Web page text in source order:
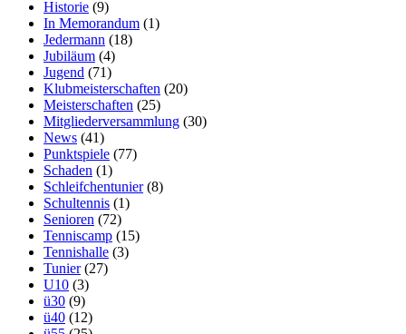
Historie (9)
In Memorandum (1)
Jedermann (18)
Jubiläum (4)
Jugend (71)
Klubmeisterschaften (20)
Meisterschaften (25)
Mitgliederversammlung (30)
News (41)
Punktspiele (77)
Schaden (1)
Schleifchentunier(8)
Schultennis (1)
Senioren (72)
Tenniscamp (15)
Tennishalle (3)
Tunier(27)
U10 (3)
ü30 (9)
ü40 (12)